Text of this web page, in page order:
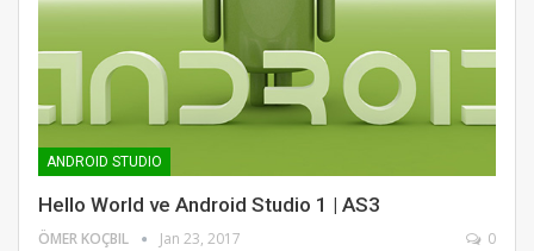
ANDROID STUDIO
Hello World ve Android Studio 1 | AS3
ÖMER KOÇBIL Jan 23, 2017 0